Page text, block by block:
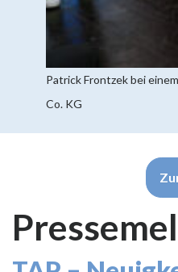
Patrick Frontzek bei
Co. KG